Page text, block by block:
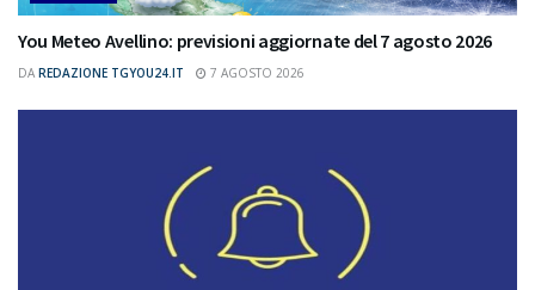
You Meteo Avellino: previsioni aggiornate del 7 agosto 2026
DA REDAZIONE TGYOU24.IT 7 AGOSTO 2026